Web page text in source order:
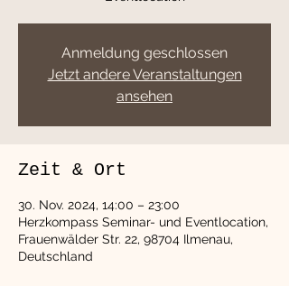
Anmeldung geschlossen
Jetzt andere Veranstaltungen
ansehen
Zeit & Ort
30. Nov. 2024, 14:00 – 23:00
Herzkompass Seminar- und Eventlocation,
Frauenwälder Str. 22, 98704 Ilmenau,
Deutschland